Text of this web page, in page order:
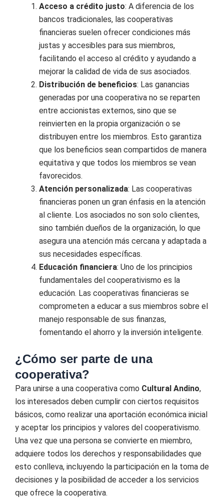
Acceso a crédito justo: A diferencia de los
bancos tradicionales, las cooperativas
financieras suelen ofrecer condiciones más
justas y accesibles para sus miembros,
facilitando el acceso al crédito y ayudando a
mejorar la calidad de vida de sus asociados.
Distribución de beneficios: Las ganancias
generadas por una cooperativa no se reparten
entre accionistas externos, sino que se
reinvierten en la propia organización o se
distribuyen entre los miembros. Esto garantiza
que los beneficios sean compartidos de manera
equitativa y que todos los miembros se vean
favorecidos.
Atención personalizada: Las cooperativas
financieras ponen un gran énfasis en la atención
al cliente. Los asociados no son solo clientes,
sino también dueños de la organización, lo que
asegura una atención más cercana y adaptada a
sus necesidades específicas.
Educación financiera: Uno de los principios
fundamentales del cooperativismo es la
educación. Las cooperativas financieras se
comprometen a educar a sus miembros sobre el
manejo responsable de sus finanzas,
fomentando el ahorro y la inversión inteligente.
¿Cómo ser parte de una
cooperativa?
Para unirse a una cooperativa como Cultural Andino,
los interesados deben cumplir con ciertos requisitos
básicos, como realizar una aportación económica inicial
y aceptar los principios y valores del cooperativismo.
Una vez que una persona se convierte en miembro,
adquiere todos los derechos y responsabilidades que
esto conlleva, incluyendo la participación en la toma de
decisiones y la posibilidad de acceder a los servicios
que ofrece la cooperativa.